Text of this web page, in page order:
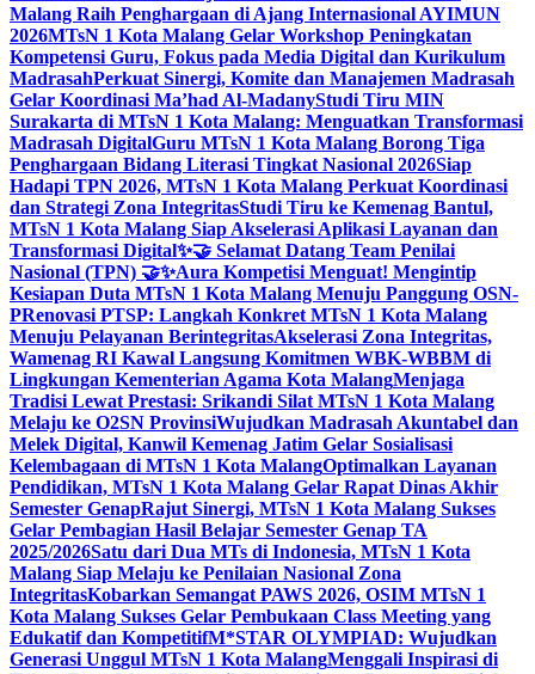
Malang Raih Penghargaan di Ajang Internasional AYIMUN
2026MTsN 1 Kota Malang Gelar Workshop Peningkatan
Kompetensi Guru, Fokus pada Media Digital dan Kurikulum
MadrasahPerkuat Sinergi, Komite dan Manajemen Madrasah
Gelar Koordinasi Ma’had Al-MadanyStudi Tiru MIN
Surakarta di MTsN 1 Kota Malang: Menguatkan Transformasi
Madrasah DigitalGuru MTsN 1 Kota Malang Borong Tiga
Penghargaan Bidang Literasi Tingkat Nasional 2026Siap
Hadapi TPN 2026, MTsN 1 Kota Malang Perkuat Koordinasi
dan Strategi Zona IntegritasStudi Tiru ke Kemenag Bantul,
MTsN 1 Kota Malang Siap Akselerasi Aplikasi Layanan dan
Transformasi Digital✨🤝 Selamat Datang Team Penilai
Nasional (TPN) 🤝✨Aura Kompetisi Menguat! Mengintip
Kesiapan Duta MTsN 1 Kota Malang Menuju Panggung OSN-
PRenovasi PTSP: Langkah Konkret MTsN 1 Kota Malang
Menuju Pelayanan BerintegritasAkselerasi Zona Integritas,
Wamenag RI Kawal Langsung Komitmen WBK-WBBM di
Lingkungan Kementerian Agama Kota MalangMenjaga
Tradisi Lewat Prestasi: Srikandi Silat MTsN 1 Kota Malang
Melaju ke O2SN ProvinsiWujudkan Madrasah Akuntabel dan
Melek Digital, Kanwil Kemenag Jatim Gelar Sosialisasi
Kelembagaan di MTsN 1 Kota MalangOptimalkan Layanan
Pendidikan, MTsN 1 Kota Malang Gelar Rapat Dinas Akhir
Semester GenapRajut Sinergi, MTsN 1 Kota Malang Sukses
Gelar Pembagian Hasil Belajar Semester Genap TA
2025/2026Satu dari Dua MTs di Indonesia, MTsN 1 Kota
Malang Siap Melaju ke Penilaian Nasional Zona
IntegritasKobarkan Semangat PAWS 2026, OSIM MTsN 1
Kota Malang Sukses Gelar Pembukaan Class Meeting yang
Edukatif dan KompetitifM*STAR OLYMPIAD: Wujudkan
Generasi Unggul MTsN 1 Kota MalangMenggali Inspirasi di